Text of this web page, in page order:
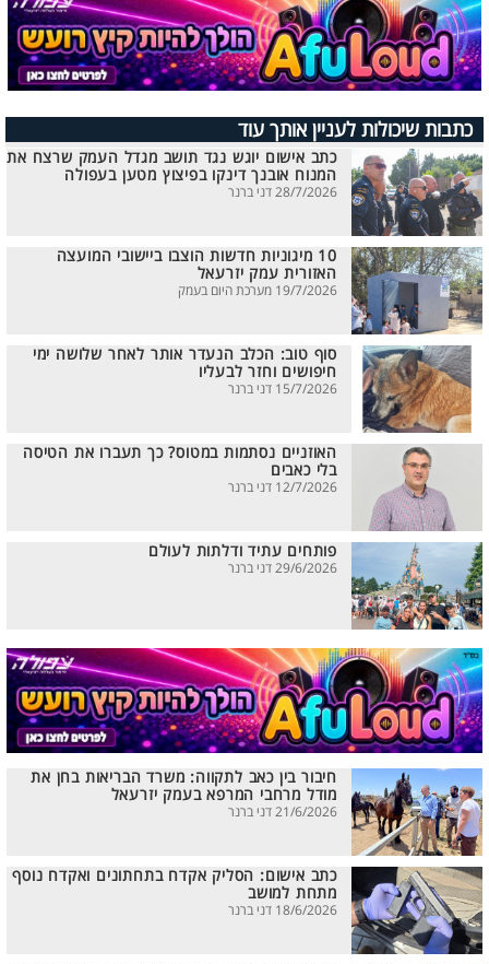
כתבות שיכולות לעניין אותך עוד
כתב אישום יוגש נגד תושב מגדל העמק שרצח את
המנוח אובנך דינקו בפיצוץ מטען בעפולה
28/7/2026 דני ברנר
10 מיגוניות חדשות הוצבו ביישובי המועצה
האזורית עמק יזרעאל
19/7/2026 מערכת היום בעמק
סוף טוב: הכלב הנעדר אותר לאחר שלושה ימי
חיפושים וחזר לבעליו
15/7/2026 דני ברנר
האוזניים נסתמות במטוס? כך תעברו את הטיסה
בלי כאבים
12/7/2026 דני ברנר
פותחים עתיד ודלתות לעולם
29/6/2026 דני ברנר
חיבור בין כאב לתקווה: משרד הבריאות בחן את
מודל מרחבי המרפא בעמק יזרעאל
21/6/2026 דני ברנר
כתב אישום: הסליק אקדח בתחתונים ואקדח נוסף
מתחת למושב
18/6/2026 דני ברנר